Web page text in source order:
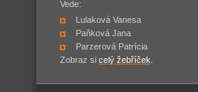
Vede:
Lulaková Vanesa
Paňková Jana
Parzerová Patrícia
Zobraz si celý žebříček